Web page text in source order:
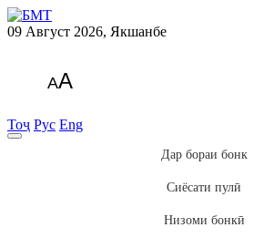
09 Август 2026, Якшанбе
AA
Тоҷ Рус Eng
Дар бораи бонк
Сиёсати пулӣ
Низоми бонкӣ